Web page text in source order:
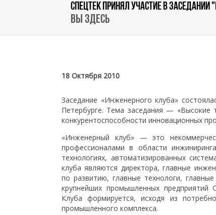
СПЕЦТЕК ПРИНЯЛ УЧАСТИЕ В ЗАСЕДАНИИ
Вы здесь
18 Октября 2010
Заседание «Инженерного клуба»
Петербурге. Тема заседания — «Высокие
конкурентоспособности инновационных
«Инженерный клуб» — это
профессионалами в области
технологиях, автоматизированных
клуба являются директора, главные
по развитию, главные технологи,
крупнейших промышленных предприятий
Клуба формируется, исходя из
промышленного комплекса.